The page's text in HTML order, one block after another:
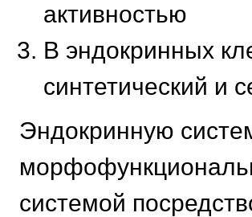
активностью
В эндокринных
синтетический и
Эндокринную
системой